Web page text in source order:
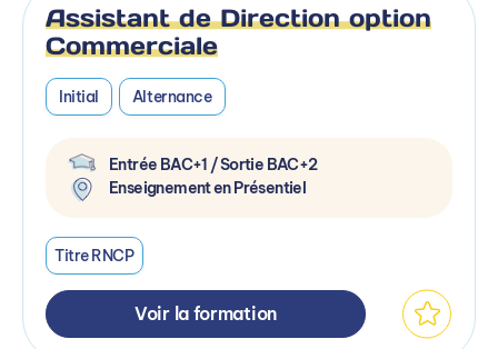
Assistant de Direction option
Commerciale
Initial Alternance
Entrée BAC+1 / Sortie BAC+2
Enseignement en Présentiel
Titre RNCP
Voir la formation